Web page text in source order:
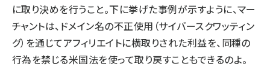
に取り決めを行うこと。下に挙げた事例が示すように、マー
チャントは、ドメイン名の不正使用（サイバースクワッティン
グ）を通じてアフィリエイトに横取りされた利益を、同種の
行為を禁じる米国法を使って取り戻すこともできるのよ。